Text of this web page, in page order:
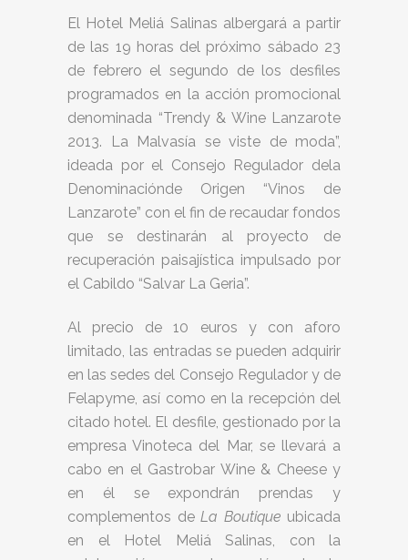
El Hotel Meliá Salinas albergará a partir
de las 19 horas del próximo sábado 23
de febrero el segundo de los desfiles
programados en la acción promocional
denominada “Trendy & Wine Lanzarote
2013. La Malvasía se viste de moda”,
ideada por el Consejo Regulador dela
Denominaciónde Origen “Vinos de
Lanzarote” con el fin de recaudar fondos
que se destinarán al proyecto de
recuperación paisajística impulsado por
el Cabildo “Salvar La Geria”.
Al precio de 10 euros y con aforo
limitado, las entradas se pueden adquirir
en las sedes del Consejo Regulador y de
Felapyme, así como en la recepción del
citado hotel. El desfile, gestionado por la
empresa Vinoteca del Mar, se llevará a
cabo en el Gastrobar Wine & Cheese y
en él se expondrán prendas y
complementos de La Boutique ubicada
en el Hotel Meliá Salinas, con la